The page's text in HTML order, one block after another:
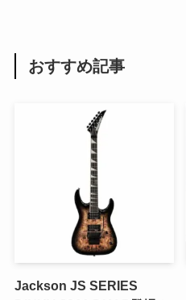
おすすめ記事
Jackson JS SERIES